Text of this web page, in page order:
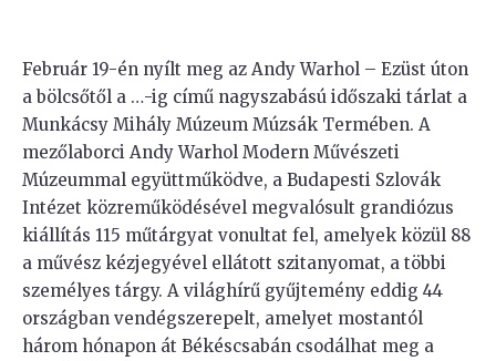
Február 19-én nyílt meg az Andy Warhol – Ezüst úton
a bölcsőtől a …-ig című nagyszabású időszaki tárlat a
Munkácsy Mihály Múzeum Múzsák Termében. A
mezőlaborci Andy Warhol Modern Művészeti
Múzeummal együttműködve, a Budapesti Szlovák
Intézet közreműködésével megvalósult grandiózus
kiállítás 115 műtárgyat vonultat fel, amelyek közül 88
a művész kézjegyével ellátott szitanyomat, a többi
személyes tárgy. A világhírű gyűjtemény eddig 44
országban vendégszerepelt, amelyet mostantól
három hónapon át Békéscsabán csodálhat meg a